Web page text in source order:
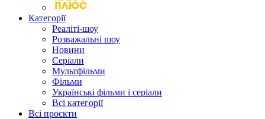
Категорії
Реаліті-шоу
Розважальні шоу
Новини
Серіали
Мультфільми
Фільми
Українські фільми і серіали
Всі категорії
Всі проєкти